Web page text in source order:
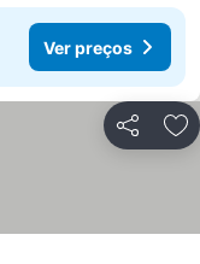
Ver preços
Partilhar